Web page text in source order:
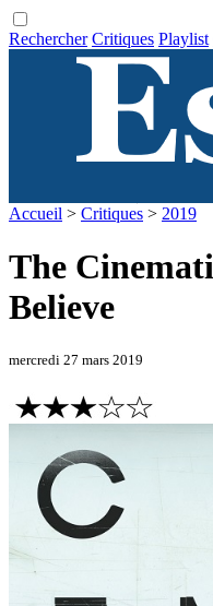
Rechercher Critiques Playlist
Accueil > Critiques > 2019
The
Believe
mercredi 27 mars 2019